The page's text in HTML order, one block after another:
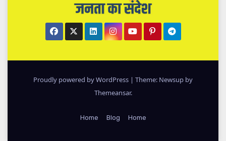
Proudly powered by WordPress | Theme: Newsup by
Themeansar.
Home Blog Home